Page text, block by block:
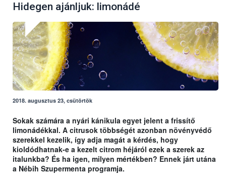
Hidegen ajánljuk: limonádé
2018. augusztus 23, csütörtök
Sokak számára a nyári kánikula egyet jelent a frissítő
limonádékkal. A citrusok többségét azonban növényvédő
szerekkel kezelik, így adja magát a kérdés, hogy
kioldódhatnak-e a kezelt citrom héjáról ezek a szerek az
italunkba? És ha igen, milyen mértékben? Ennek járt utána
a Nébih Szupermenta programja.